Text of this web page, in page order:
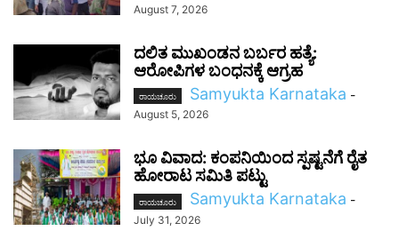
August 7, 2026
ದಲಿತ ಮುಖಂಡನ ಬರ್ಬರ ಹತ್ಯೆ:
ಆರೋಪಿಗಳ ಬಂಧನಕ್ಕೆ ಆಗ್ರಹ
ರಾಯಚೂರು Samyukta Karnataka -
August 5, 2026
ಭೂ ವಿವಾದ: ಕಂಪನಿಯಿಂದ ಸ್ಪಷ್ಟನೆಗೆ ರೈತ
ಹೋರಾಟ ಸಮಿತಿ ಪಟ್ಟು
ರಾಯಚೂರು Samyukta Karnataka -
July 31, 2026